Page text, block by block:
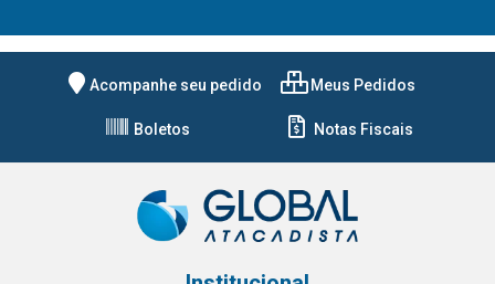
Acompanhe seu pedido Meus Pedidos
Boletos Notas Fiscais